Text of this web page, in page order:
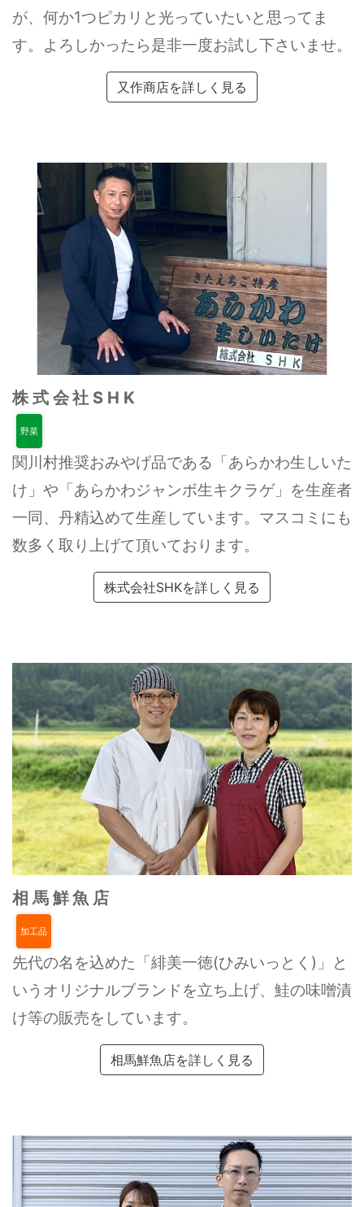
が、何か1つピカリと光っていたいと思ってま
す。よろしかったら是非一度お試し下さいませ。
又作商店を詳しく見る
株式会社SHK
野菜
関川村推奨おみやげ品である「あらかわ生しいた
け」や「あらかわジャンボ生キクラゲ」を生産者
一同、丹精込めて生産しています。マスコミにも
数多く取り上げて頂いております。
株式会社SHKを詳しく見る
相馬鮮魚店
加工品
先代の名を込めた「緋美一徳(ひみいっとく)」と
いうオリジナルブランドを立ち上げ、鮭の味噌漬
け等の販売をしています。
相馬鮮魚店を詳しく見る